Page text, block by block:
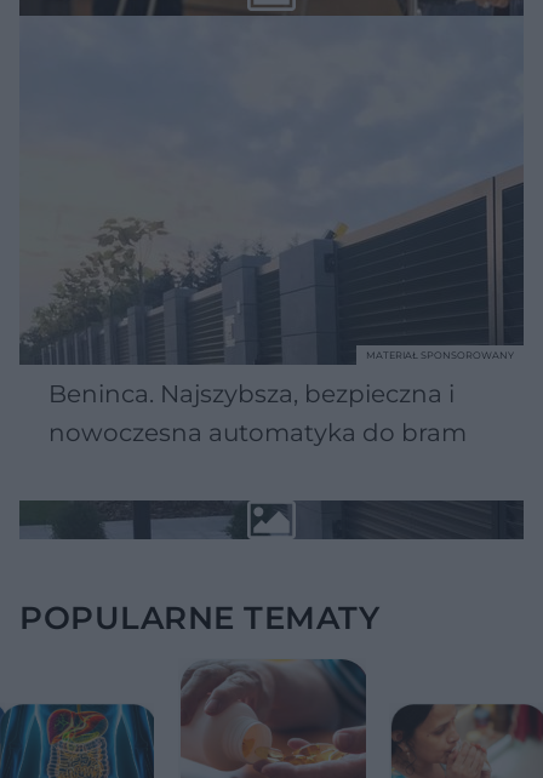
Beninca. Najszybsza, bezpieczna i
nowoczesna automatyka do bram
MATERIAŁ SPONSOROWANY
POPULARNE TEMATY